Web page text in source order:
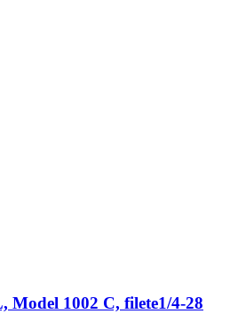
Model 1002 C, filete1/4-28